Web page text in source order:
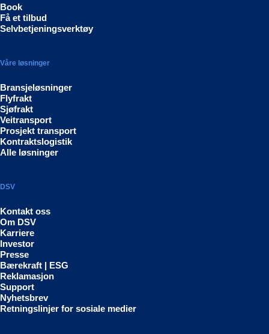
Book
Få et tilbud
Selvbetjeningsverktøy
Våre løsninger
Bransjeløsninger
Flyfrakt
Sjøfrakt
Veitransport
Prosjekt transport
Kontraktslogistik
Alle løsninger
DSV
Kontakt oss
Om DSV
Karriere
Investor
Presse
Bærekraft | ESG
Reklamasjon
Support
Nyhetsbrev
Retningslinjer for sosiale medier